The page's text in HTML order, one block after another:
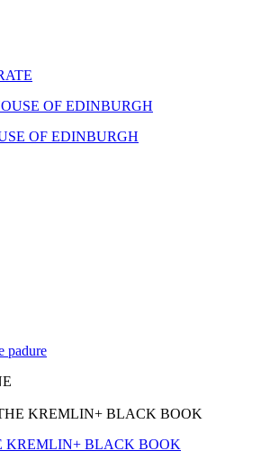
OF EDINBURGH
padure
KREMLIN+ BLACK BOOK